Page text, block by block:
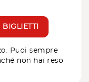
Puoi sempre
non hai reso